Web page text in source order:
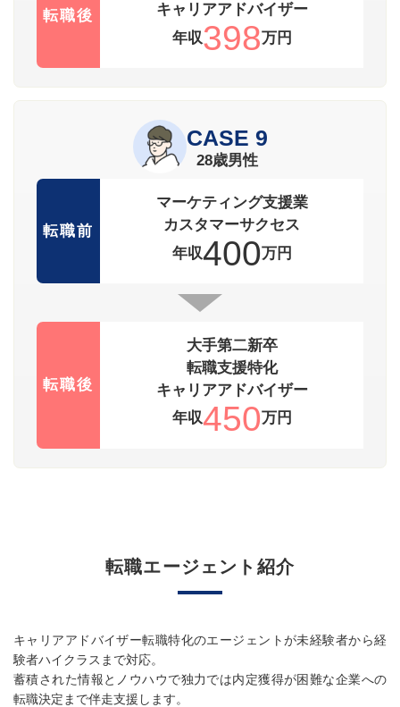
転職後
キャリアアドバイザー
年収398万円
CASE 9
28歳男性
転職前
マーケティング支援業
カスタマーサクセス
年収400万円
転職後
大手第二新卒
転職支援特化
キャリアアドバイザー
年収450万円
転職エージェント紹介
キャリアアドバイザー転職特化のエージェントが未経験者から経
験者ハイクラスまで対応。
蓄積された情報とノウハウで独力では内定獲得が困難な企業への
転職決定まで伴走支援します。